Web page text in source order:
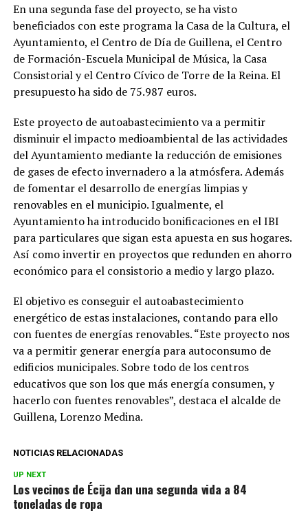
En una segunda fase del proyecto, se ha visto
beneficiados con este programa la Casa de la Cultura, el
Ayuntamiento, el Centro de Día de Guillena, el Centro
de Formación-Escuela Municipal de Música, la Casa
Consistorial y el Centro Cívico de Torre de la Reina. El
presupuesto ha sido de 75.987 euros.
Este proyecto de autoabastecimiento va a permitir
disminuir el impacto medioambiental de las actividades
del Ayuntamiento mediante la reducción de emisiones
de gases de efecto invernadero a la atmósfera. Además
de fomentar el desarrollo de energías limpias y
renovables en el municipio. Igualmente, el
Ayuntamiento ha introducido bonificaciones en el IBI
para particulares que sigan esta apuesta en sus hogares.
Así como invertir en proyectos que redunden en ahorro
económico para el consistorio a medio y largo plazo.
El objetivo es conseguir el autoabastecimiento
energético de estas instalaciones, contando para ello
con fuentes de energías renovables. “Este proyecto nos
va a permitir generar energía para autoconsumo de
edificios municipales. Sobre todo de los centros
educativos que son los que más energía consumen, y
hacerlo con fuentes renovables”, destaca el alcalde de
Guillena, Lorenzo Medina.
NOTICIAS RELACIONADAS
UP NEXT
Los vecinos de Écija dan una segunda vida a 84
toneladas de ropa